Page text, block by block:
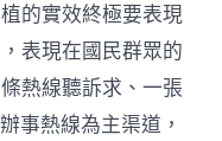
的實效終極要表現
表現在國民群眾的
熱線聽訴求、一張
事熱線為主渠道，